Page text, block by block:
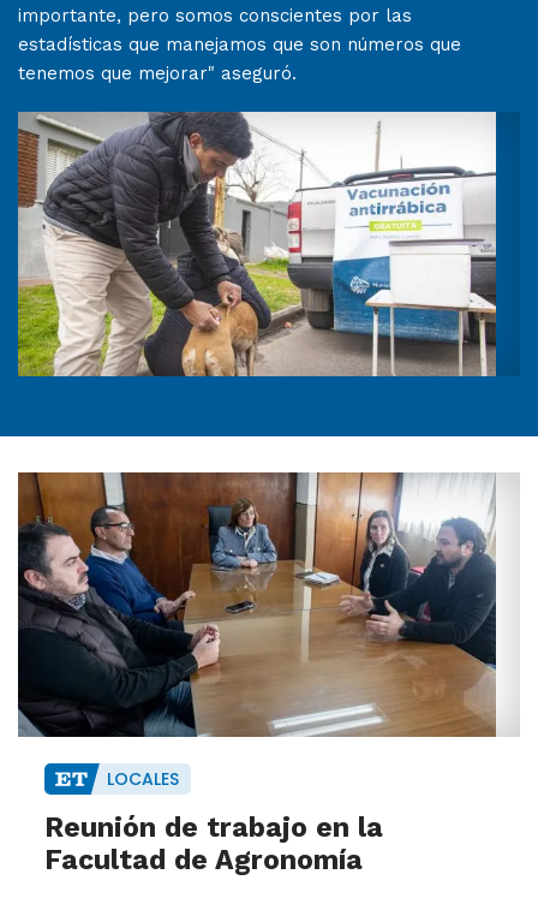
importante, pero somos conscientes por las
estadísticas que manejamos que son números que
tenemos que mejorar" aseguró.
LOCALES
Reunión de trabajo en la
Facultad de Agronomía